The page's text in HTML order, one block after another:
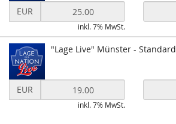
Preis
für
"Lage
Live"
Münster
Early
EUR
inkl. 7% MwSt.
"Lage Live" Münster - Standard
Preis
EUR
inkl. 7% MwSt.